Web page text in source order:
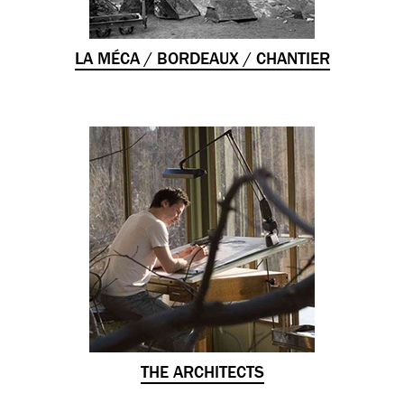
LA MÉCA / BORDEAUX / CHANTIER
THE ARCHITECTS